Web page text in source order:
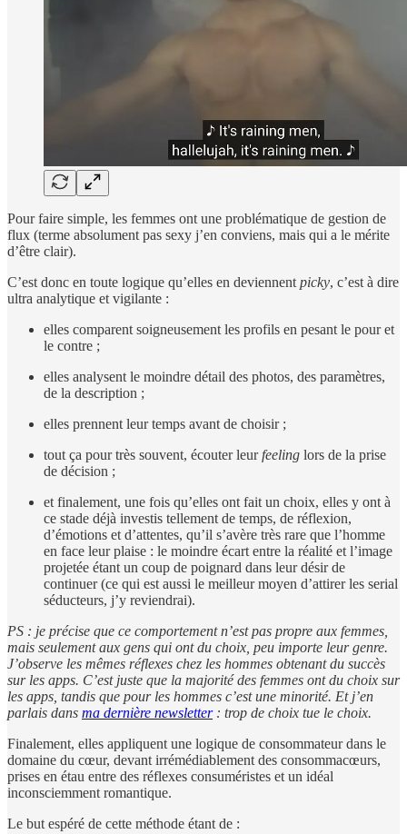
Pour faire simple, les femmes ont une problématique de gestion de
flux (terme absolument pas sexy j’en conviens, mais qui a le mérite
d’être clair).
C’est donc en toute logique qu’elles en deviennent picky, c’est à dire
ultra analytique et vigilante :
elles comparent soigneusement les profils en pesant le pour et
le contre ;
elles analysent le moindre détail des photos, des paramètres,
de la description ;
elles prennent leur temps avant de choisir ;
tout ça pour très souvent, écouter leurfeeling lors de la prise
de décision ;
et finalement, une fois qu’elles ont fait un choix, elles y ont à
ce stade déjà investis tellement de temps, de réflexion,
d’émotions et d’attentes, qu’il s’avère très rare que l’homme
en face leur plaise : le moindre écart entre la réalité et l’image
projetée étant un coup de poignard dans leur désir de
continuer (ce qui est aussi le meilleur moyen d’attirer les serial
séducteurs, j’y reviendrai).
PS : je précise que ce comportement n’est pas propre aux femmes,
mais seulement aux gens qui ont du choix, peu importe leur genre.
J’observe les mêmes réflexes chez les hommes obtenant du succès
sur les apps. C’est juste que la majorité des femmes ont du choix sur
les apps, tandis que pour les hommes c’est une minorité. Et j’en
parlais dans ma dernière newsletter: trop de choix tue le choix.
Finalement, elles appliquent une logique de consommateur dans le
domaine du cœur, devant irrémédiablement des consommacœurs,
prises en étau entre des réflexes consuméristes et un idéal
inconsciemment romantique.
Le but espéré de cette méthode étant de :